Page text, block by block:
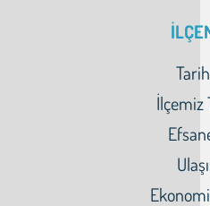
İlçemiz